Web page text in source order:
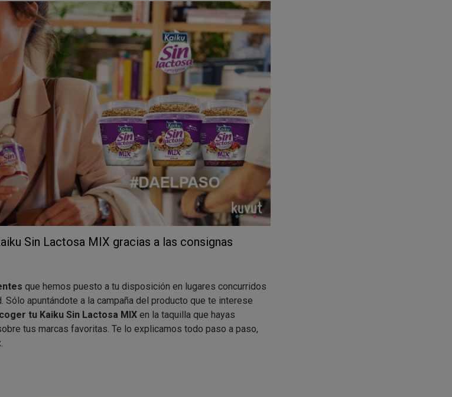
Sin Lactosa MIX gracias a las consignas
que hemos puesto a tu disposición en lugares concurridos
apuntándote a la campaña del producto que te interese
tu Kaiku Sin Lactosa MIX en la taquilla que hayas
tus marcas favoritas. Te lo explicamos todo paso a paso,